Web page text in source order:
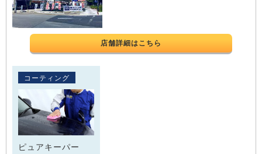
店舗詳細はこちら
コーティング
ピュアキーパー